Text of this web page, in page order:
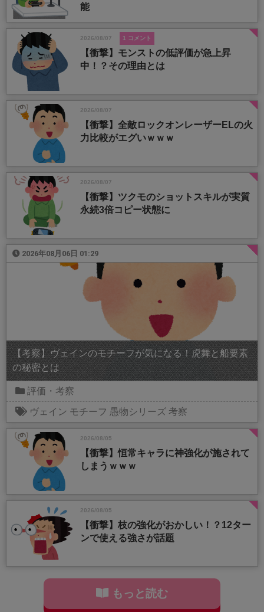
能
2026/08/07 1 コメント
【衝撃】モンストの低評価が急上昇
中！？その理由とは
2026/08/07
【衝撃】全敵ロックオンレーザーELの火
力比較がエグいｗｗｗ
2026/08/07
【衝撃】ツクモのショットスキルが実質
永続3倍コピー状態に
2026年08月06日 01:29
【考察】ヴェインのモチーフが気になる！虎舞と船要素
の秘密とは
評価・考察
ヴェイン モチーフ 愚物シリーズ 考察
2026/08/05
【衝撃】恒常キャラに神強化が施されて
しまうｗｗｗ
2026/08/05
【衝撃】枝の強化がおかしい！？12ター
ンで使える強さが話題
もっと読む